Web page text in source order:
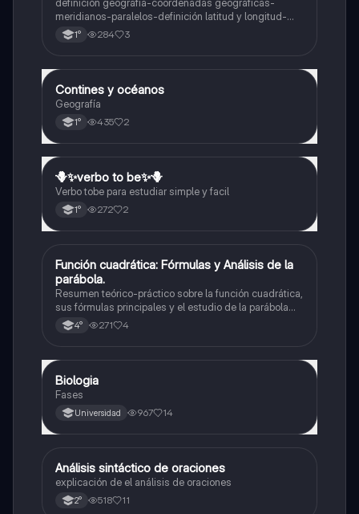
meridianos-paralelos-definición latitud y longitud-
elementos del mapa-definición mapa-localización
relativa y absoluta
1° 284 3
Geografía
Contines y océanos
Geografía
1° 435 2
Inglés
🪻✨️verbo to be✨️🪻
Verbo tobe para estudiar simple y facil
1° 272 2
Matemáticas
Función cuadrática: Fórmulas y Análisis de la
parábola.
Resumen teórico-práctico sobre la función cuadrática,
sus fórmulas principales y el estudio de la parábola
como representación gráfica.Incluye desarrollo de la
forma general, cálculo de raíces, vértice y elementos
4° 271 4
Biología
Biologia
Fases
Universidad 967 14
Lengua
Análisis sintáctico de oraciones
explicación de el análisis de oraciones
2° 518 11